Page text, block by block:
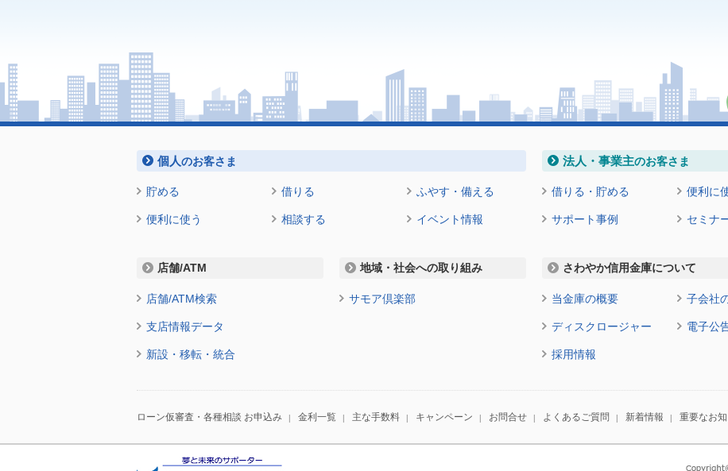
個人のお客さま
貯める 借りる ふやす・備える
便利に使う 相談する イベント情報
法人・事業主のお客さま
借りる・貯める 便利に
サポート事例 セミナ
店舗/ATM
店舗/ATM検索
支店情報データ
新設・移転・統合
地域・社会への取り組み
サモア倶楽部
さわやか信用金庫について
当金庫の概要 子会社
ディスクロージャー 電子公
採用情報
ローン仮審査・各種相談 お申込み 金利一覧 主な手数料 キャンペーン お問合せ よくあるご質問 新着情報 重要なお